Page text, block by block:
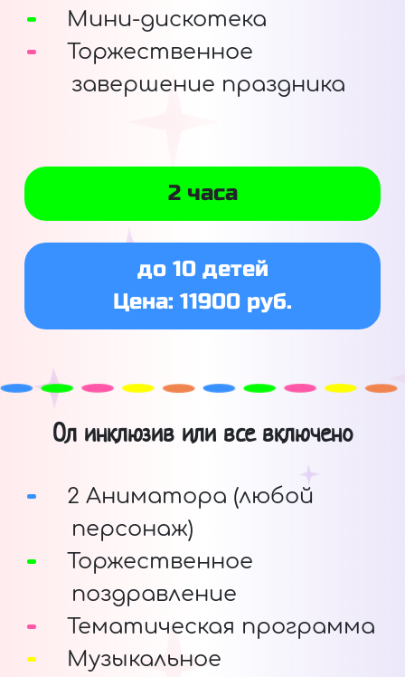
Мини-дискотека
Торжественное
завершение праздника
2 часа
до 10 детей
Цена: 11900 руб.
Ол инклюзив или все включено
2 Аниматора (любой
персонаж)
Торжественное
поздравление
Тематическая программа
Музыкальное